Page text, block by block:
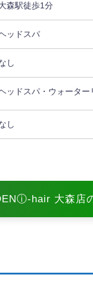
森駅徒歩1分
ッドスパ
し
ッドスパ・ウォータ
し
hair 大森店